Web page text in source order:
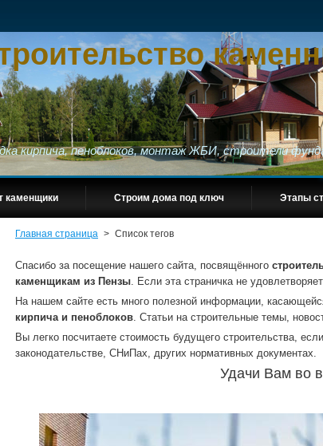
кирпича, пеноблоков, монтаж ЖБИ, строители
каменщики Строим дома под ключ Этапы
Главная страница > Список тегов
Спасибо за посещение нашего сайта, посвящённого
каменщикам из Пензы. Если эта страничка не
На нашем сайте есть много полезной информации,
кирпича и пеноблоков. Статьи на строительные темы,
Вы легко посчитаете стоимость будущего строительства,
законодательстве, СНиПах, других нормативных документах.
Удачи Вам во